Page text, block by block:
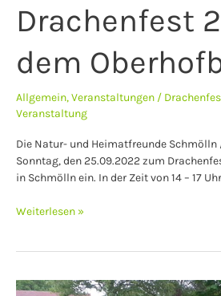
Drachenfest
dem
Allgemein,Veranstaltungen /
Veranstaltung
Die Natur- und Heimatfreunde Schmölln
Sonntag, den 25.09.2022 zum
in Schmölln ein. In der Zeit von 14 – 17
Weiterlesen »
Arbeitseinsatz